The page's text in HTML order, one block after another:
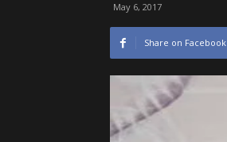
May 6, 2017
Share on Facebook